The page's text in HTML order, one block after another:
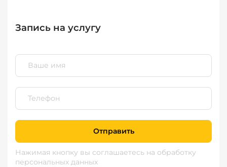
Запись на услугу
Отправить
Нажимая кнопку вы соглашаетесь на обработку
персональных данных